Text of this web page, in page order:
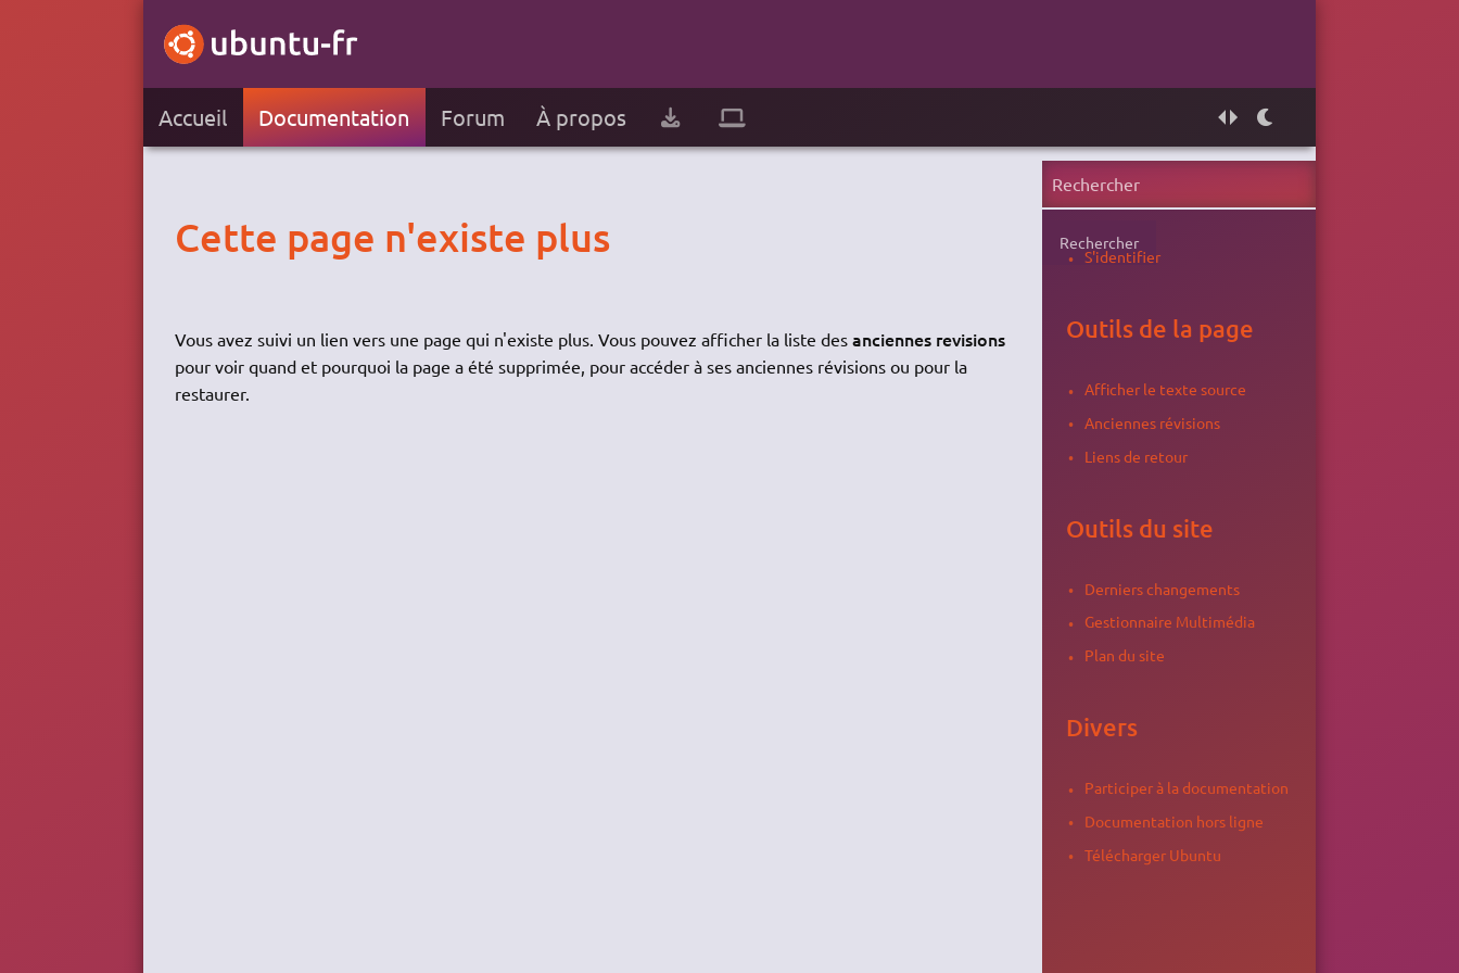
Accueil Documentation Forum À propos
Cette page n'existe plus
Vous avez suivi un lien vers une page qui n'existe plus. Vous pouvez afficher la liste des anciennes revisions
pour voir quand et pourquoi la page a été supprimée, pour accéder à ses anciennes révisions ou pour la
restaurer.
Rechercher
S'identifier
Outils de la page
Afficher le texte source
Anciennes révisions
Liens de retour
Outils du site
Derniers changements
Gestionnaire Multimédia
Plan du site
Divers
Participer à la documentation
Documentation hors ligne
Télécharger Ubuntu